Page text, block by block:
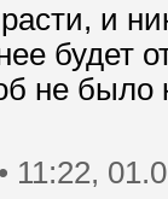
и
будет
не было
• 11:22,